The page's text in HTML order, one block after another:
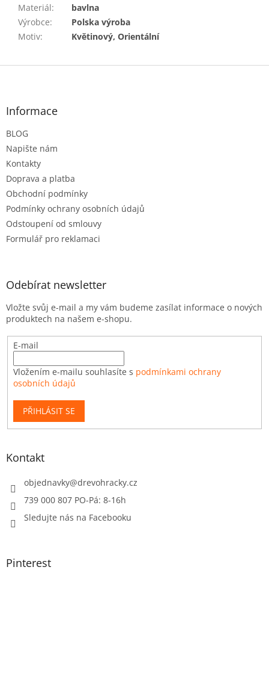
Materiál:
bavlna
Výrobce:
Polska výroba
Motiv: Květinový, Orientální
Z
Informace
BLOG
Napište nám
Kontakty
Doprava a platba
Obchodní podmínky
Podmínky ochrany osobních údajů
Odstoupení od smlouvy
Formulář pro reklamaci
Odebírat newsletter
Vložte svůj e-mail a my vám budeme zasílat informace o nových
produktech na našem e-shopu.
E-mail
Vložením e-mailu souhlasíte s podmínkami ochrany
osobních údajů
PŘIHLÁSIT SE
Kontakt
objednavky@drevohracky.cz
739 000 807 PO-Pá: 8-16h
Sledujte nás na Facebooku
Pinterest